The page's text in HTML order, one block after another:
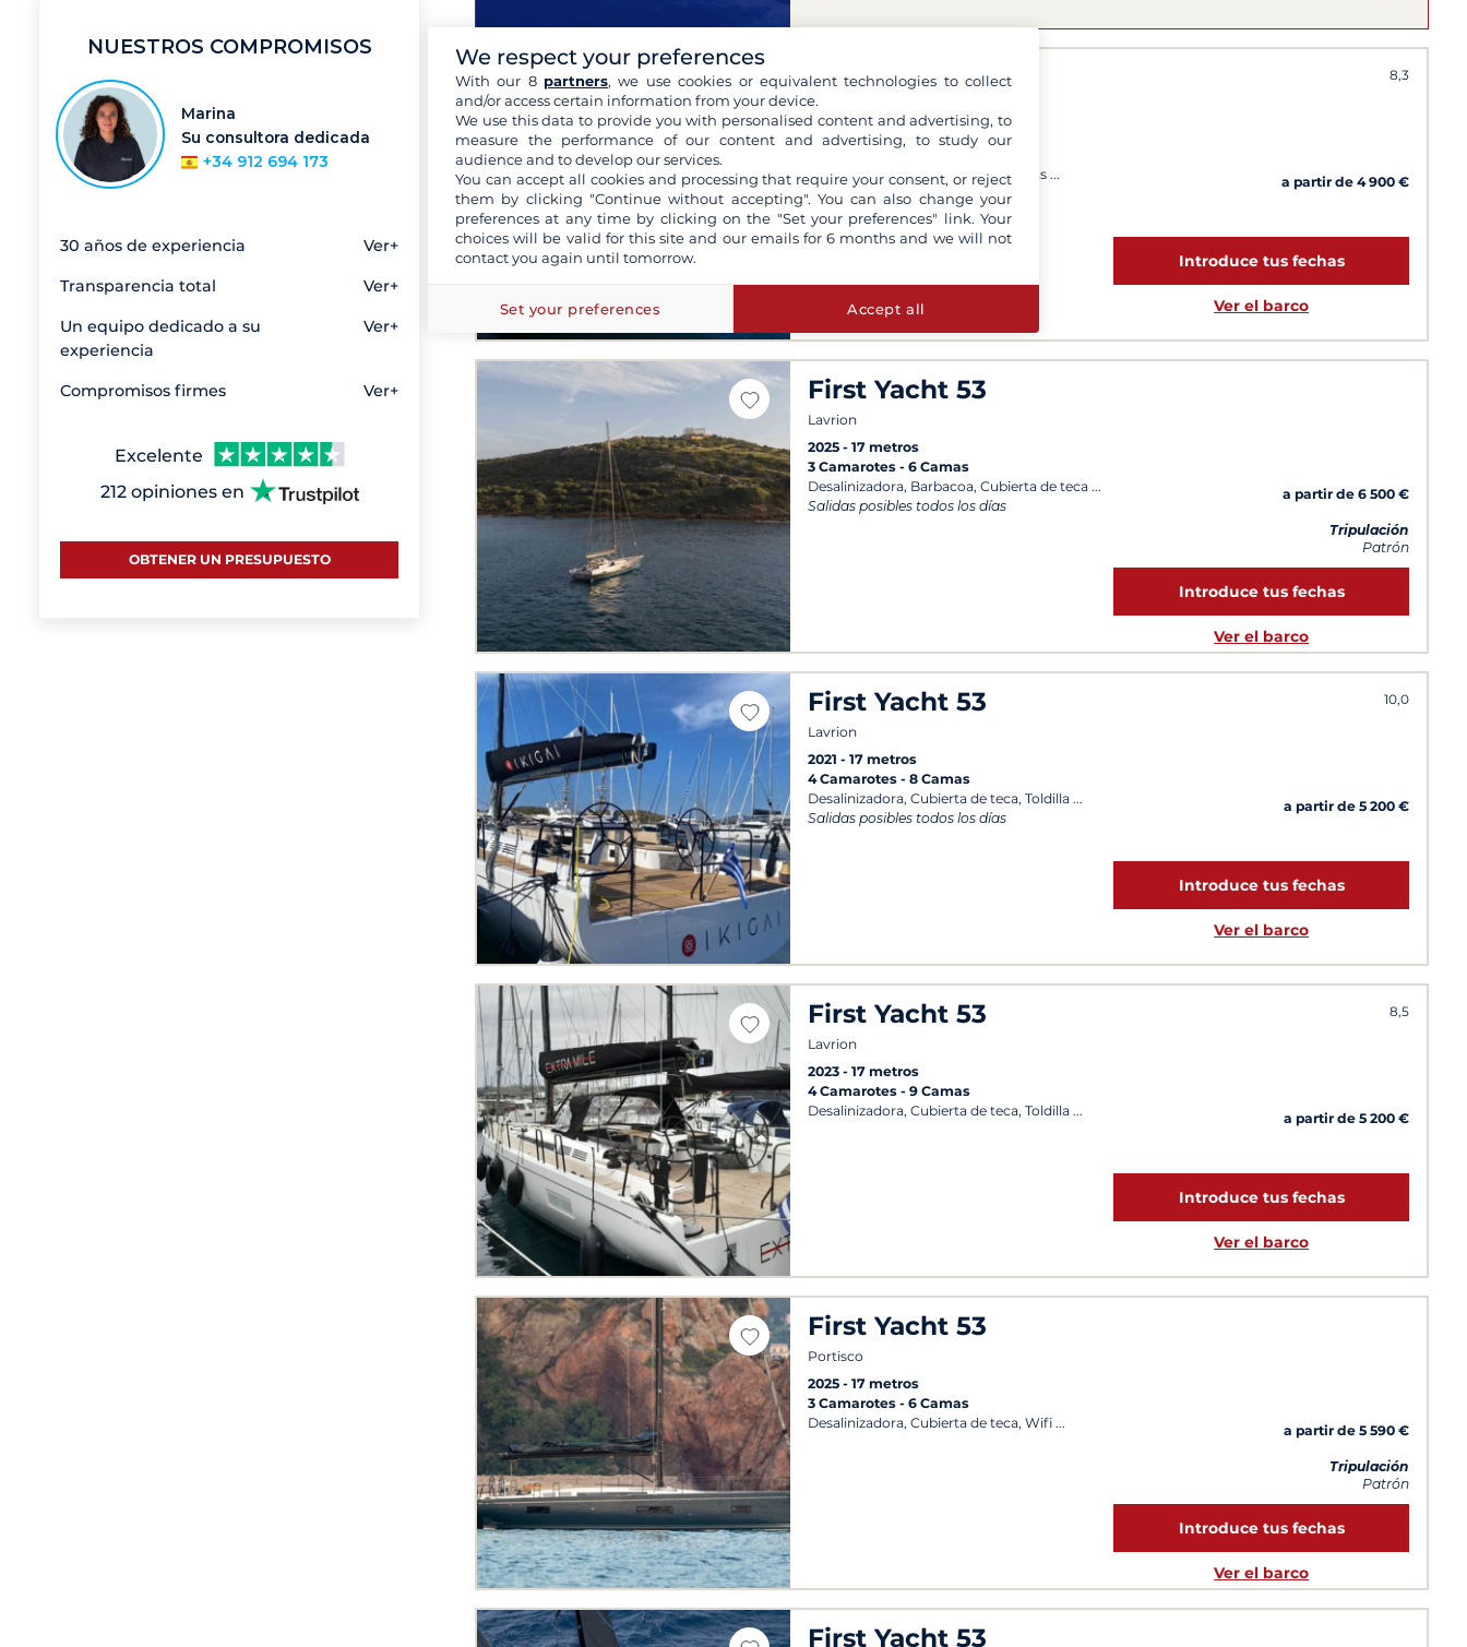
Trapani
NUESTROS COMPROMISOS
Marina
Su consultora dedicada
+34 912 694 173
30 años de experiencia Ver+
Transparencia total Ver+
Un equipo dedicado a su
experiencia
Ver+
Compromisos firmes Ver+
Excelente
212 opiniones en
OBTENER UN PRESUPUESTO
First Yacht 53
Split
8,3
2020
17 metros
Cubierta de teca, Toldilla, Lavavajillas
a partir de 4 900 €
Introduce tus fechas
Ver el barco
First Yacht 53
Lavrion
2025
17 metros
3 Camarotes 6 Camas
Desalinizadora, Barbacoa, Cubierta de teca
Salidas posibles todos los días
a partir de 6 500 €
Tripulación
Patrón
Introduce tus fechas
Ver el barco
First Yacht 53
Lavrion
10,0
2021
17 metros
4 Camarotes 8 Camas
Desalinizadora, Cubierta de teca, Toldilla
Salidas posibles todos los días
a partir de 5 200 €
Introduce tus fechas
Ver el barco
First Yacht 53
Lavrion
8,5
2023
17 metros
4 Camarotes 9 Camas
Desalinizadora, Cubierta de teca, Toldilla
a partir de 5 200 €
Introduce tus fechas
Ver el barco
First Yacht 53
Portisco
2025
17 metros
3 Camarotes 6 Camas
Desalinizadora, Cubierta de teca, Wifi
a partir de 5 590 €
Tripulación
Patrón
Introduce tus fechas
Ver el barco
First Yacht 53
We respect your preferences
With our 8 partners, we use cookies or equivalent technologies to collect
and/or access certain information from your device.
We use this data to provide you with personalised content and advertising, to
measure the performance of our content and advertising, to study our
audience and to develop our services.
You can accept all cookies and processing that require your consent, or reject
them by clicking "Continue without accepting". You can also change your
preferences at any time by clicking on the "Set your preferences" link. Your
choices will be valid for this site and our emails for 6 months and we will not
contact you again until tomorrow.
Set your preferences Accept all